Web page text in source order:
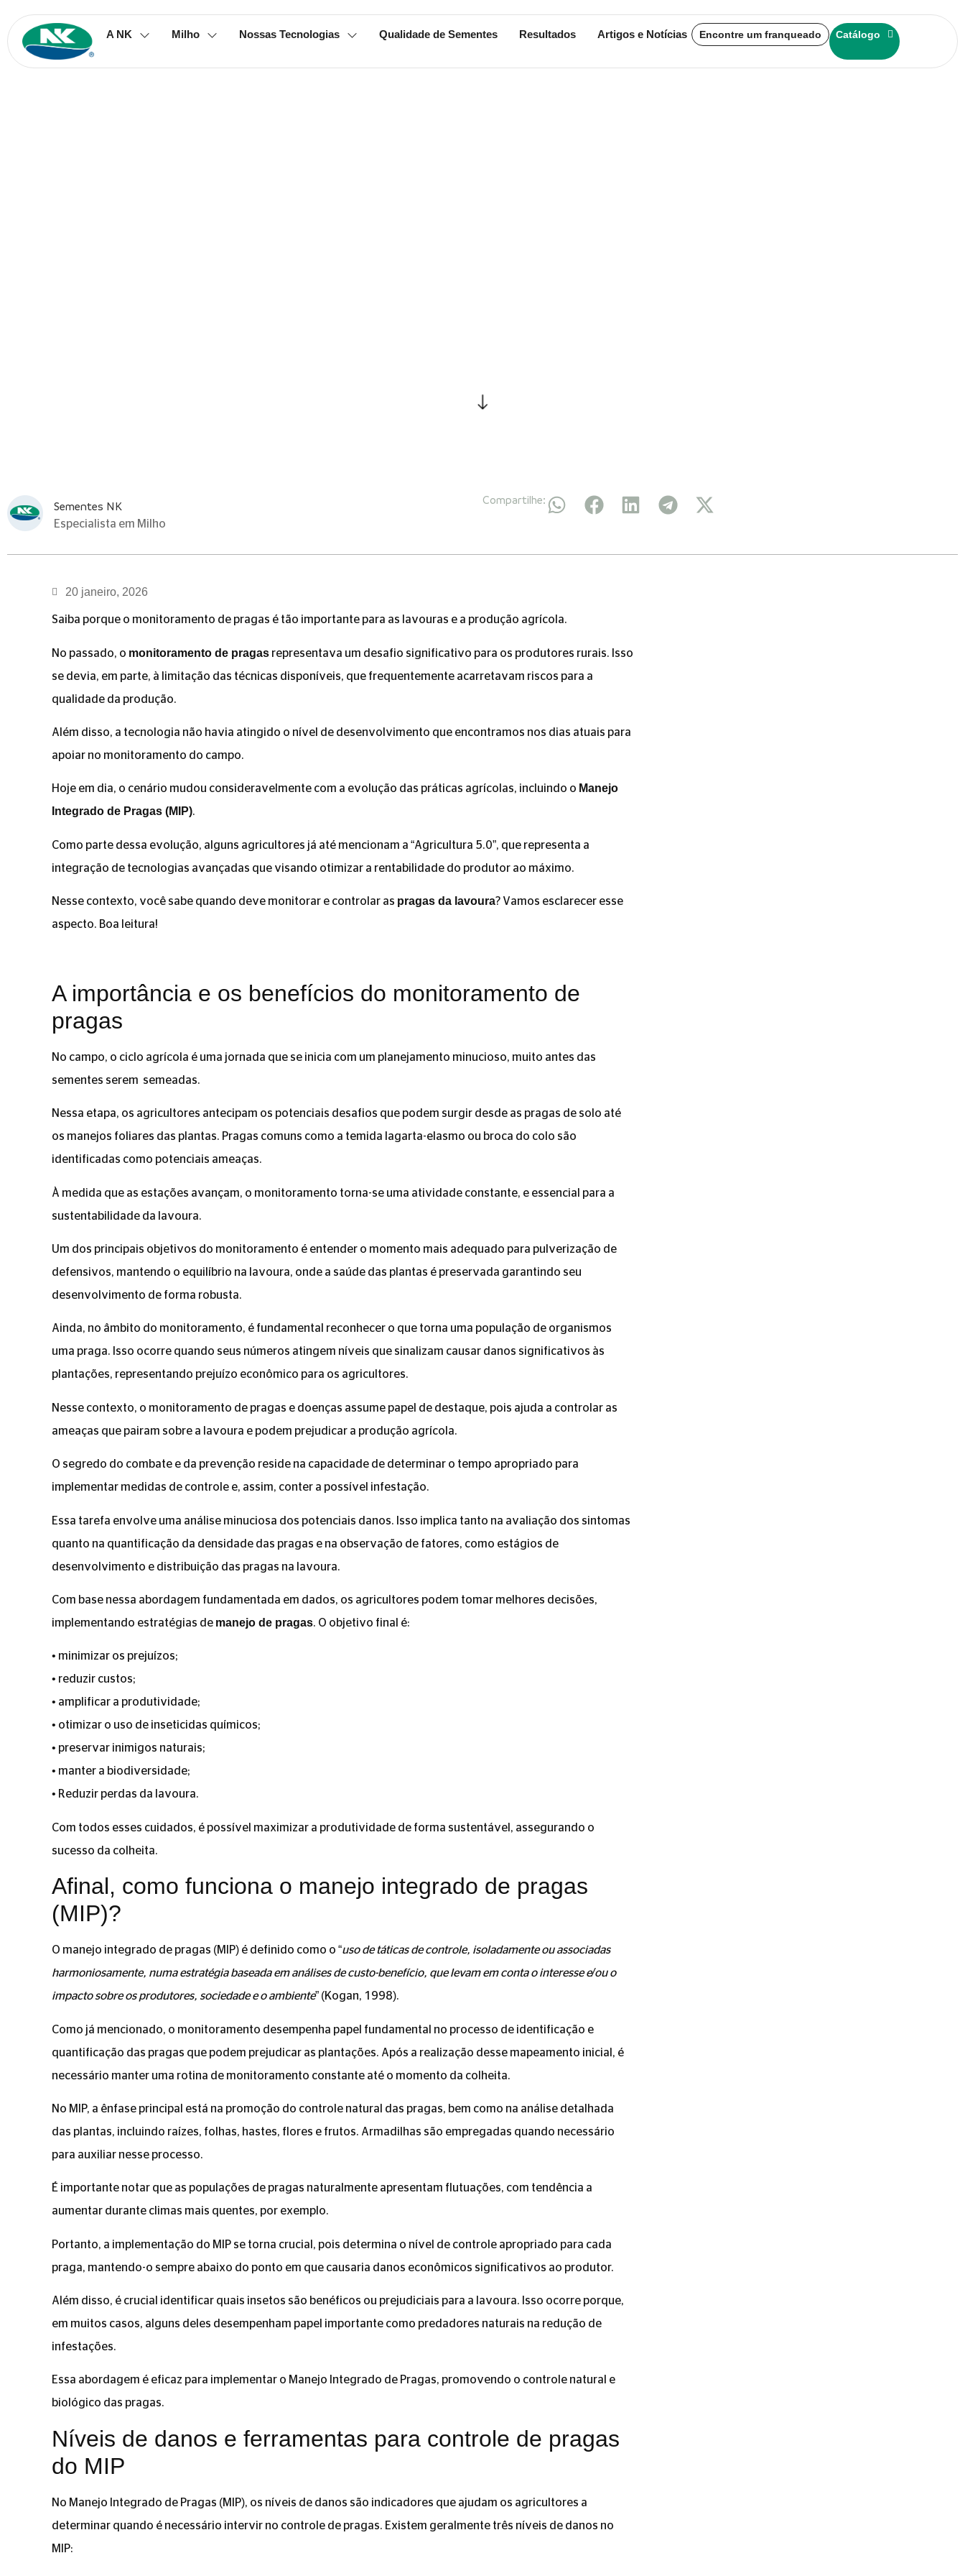
A NK Milho Nossas Tecnologias Qualidade de Sementes Resultados Artigos e Notícias Encontre um franqueado Catálogo
Sementes NK
Especialista em Milho
Compartilhe:
20 janeiro, 2026
Saiba porque o monitoramento de pragas é tão importante para as lavouras e a produção agrícola.
No passado, o monitoramento de pragas representava um desafio significativo para os produtores rurais. Isso
se devia, em parte, à limitação das técnicas disponíveis, que frequentemente acarretavam riscos para a
qualidade da produção.
Além disso, a tecnologia não havia atingido o nível de desenvolvimento que encontramos nos dias atuais para
apoiar no monitoramento do campo.
Hoje em dia, o cenário mudou consideravelmente com a evolução das práticas agrícolas, incluindo o Manejo
Integrado de Pragas (MIP).
Como parte dessa evolução, alguns agricultores já até mencionam a “Agricultura 5.0”, que representa a
integração de tecnologias avançadas que visando otimizar a rentabilidade do produtor ao máximo.
Nesse contexto, você sabe quando deve monitorar e controlar as pragas da lavoura? Vamos esclarecer esse
aspecto. Boa leitura!
A importância e os benefícios do monitoramento de
pragas
No campo, o ciclo agrícola é uma jornada que se inicia com um planejamento minucioso, muito antes das
sementes serem semeadas.
Nessa etapa, os agricultores antecipam os potenciais desafios que podem surgir desde as pragas de solo até
os manejos foliares das plantas. Pragas comuns como a temida lagarta-elasmo ou broca do colo são
identificadas como potenciais ameaças.
À medida que as estações avançam, o monitoramento torna-se uma atividade constante, e essencial para a
sustentabilidade da lavoura.
Um dos principais objetivos do monitoramento é entender o momento mais adequado para pulverização de
defensivos, mantendo o equilíbrio na lavoura, onde a saúde das plantas é preservada garantindo seu
desenvolvimento de forma robusta.
Ainda, no âmbito do monitoramento, é fundamental reconhecer o que torna uma população de organismos
uma praga. Isso ocorre quando seus números atingem níveis que sinalizam causar danos significativos às
plantações, representando prejuízo econômico para os agricultores.
Nesse contexto, o monitoramento de pragas e doenças assume papel de destaque, pois ajuda a controlar as
ameaças que pairam sobre a lavoura e podem prejudicar a produção agrícola.
O segredo do combate e da prevenção reside na capacidade de determinar o tempo apropriado para
implementar medidas de controle e, assim, conter a possível infestação.
Essa tarefa envolve uma análise minuciosa dos potenciais danos. Isso implica tanto na avaliação dos sintomas
quanto na quantificação da densidade das pragas e na observação de fatores, como estágios de
desenvolvimento e distribuição das pragas na lavoura.
Com base nessa abordagem fundamentada em dados, os agricultores podem tomar melhores decisões,
implementando estratégias de manejo de pragas. O objetivo final é:
• minimizar os prejuízos;
• reduzir custos;
• amplificar a produtividade;
• otimizar o uso de inseticidas químicos;
• preservar inimigos naturais;
• manter a biodiversidade;
• Reduzir perdas da lavoura.
Com todos esses cuidados, é possível maximizar a produtividade de forma sustentável, assegurando o
sucesso da colheita.
Afinal, como funciona o manejo integrado de pragas
(MIP)?
O manejo integrado de pragas (MIP) é definido como o “uso de táticas de controle, isoladamente ou associadas
harmoniosamente, numa estratégia baseada em análises de custo-benefício, que levam em conta o interesse e/ou o
impacto sobre os produtores, sociedade e o ambiente” (Kogan, 1998).
Como já mencionado, o monitoramento desempenha papel fundamental no processo de identificação e
quantificação das pragas que podem prejudicar as plantações. Após a realização desse mapeamento inicial, é
necessário manter uma rotina de monitoramento constante até o momento da colheita.
No MIP, a ênfase principal está na promoção do controle natural das pragas, bem como na análise detalhada
das plantas, incluindo raízes, folhas, hastes, flores e frutos. Armadilhas são empregadas quando necessário
para auxiliar nesse processo.
É importante notar que as populações de pragas naturalmente apresentam flutuações, com tendência a
aumentar durante climas mais quentes, por exemplo.
Portanto, a implementação do MIP se torna crucial, pois determina o nível de controle apropriado para cada
praga, mantendo-o sempre abaixo do ponto em que causaria danos econômicos significativos ao produtor.
Além disso, é crucial identificar quais insetos são benéficos ou prejudiciais para a lavoura. Isso ocorre porque,
em muitos casos, alguns deles desempenham papel importante como predadores naturais na redução de
infestações.
Essa abordagem é eficaz para implementar o Manejo Integrado de Pragas, promovendo o controle natural e
biológico das pragas.
Níveis de danos e ferramentas para controle de pragas
do MIP
No Manejo Integrado de Pragas (MIP), os níveis de danos são indicadores que ajudam os agricultores a
determinar quando é necessário intervir no controle de pragas. Existem geralmente três níveis de danos no
MIP: